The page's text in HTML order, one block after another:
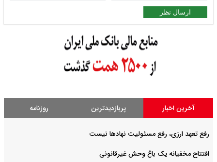
ارسال نظر
آخرین اخبار پربازدیدترین روزنامه
رفع تعهد ارزی، رفع مسئولیت نهادها نیست
افتتاح مخفیانه یک باغ وحش غیرقانونی